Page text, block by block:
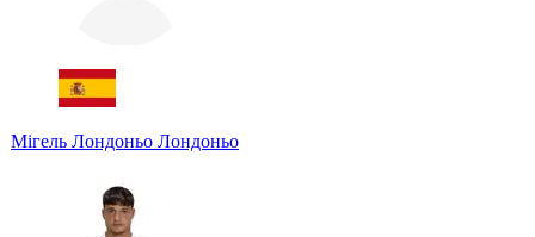
Мігель Лондоньо Лондоньо